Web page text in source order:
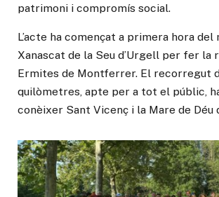
patrimoni i compromís social.
L’acte ha començat a primera hora del
Xanascat de la Seu d’Urgell per fer la
Ermites de Montferrer. El recorregut
quilòmetres, apte per a tot el públic,
conèixer Sant Vicenç i la Mare de Déu